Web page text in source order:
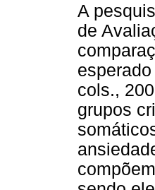
A
de
cols.,
grupos